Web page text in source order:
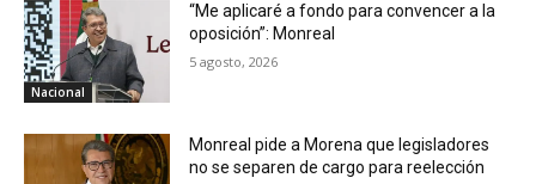
Nacional
“Me aplicaré a fondo para convencer a la
oposición”: Monreal
5 agosto, 2026
Monreal pide a Morena que legisladores
no se separen de cargo para reelección